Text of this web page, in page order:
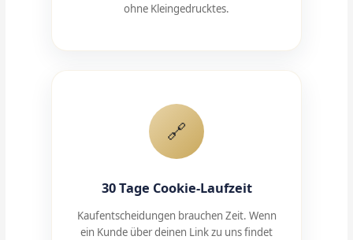
ohne Kleingedrucktes.
🔗
30 Tage Cookie-Laufzeit
Kaufentscheidungen brauchen Zeit. Wenn
ein Kunde über deinen Link zu uns findet